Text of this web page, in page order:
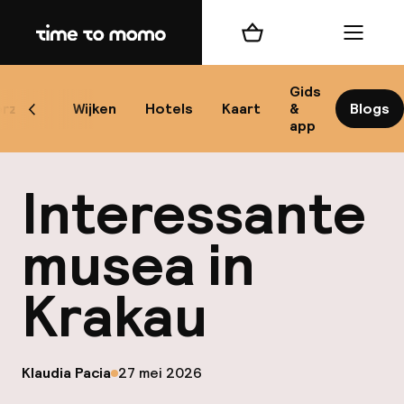
Home
Wijken Hotels Kaart
Gids
&
app
Blogs
Scroll naar links
Winkelmand Menu
Interessante
musea in
Krakau
Gepubliceerd door
Klaudia Pacia op
27 mei 2026